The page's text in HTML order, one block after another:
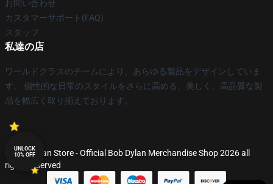
お問い合わせ
カスタマーサポート(FAQ)
スタッフ
私達の店
ワールドクラスのチームにより、あらゆる製品をデザインしていま
す。 個性的な日常のスタイルをさらに高める、美しく、高品質な製
品を幅広く取り揃えております。
© Bob Dylan Store - Official Bob Dylan Merchandise Shop 2026 all
rights reserved
UNLOCK
10% OFF